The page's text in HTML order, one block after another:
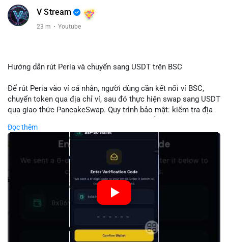
V Stream
23 m · Youtube
Hướng dẫn rút Peria và chuyển sang USDT trên BSC
Để rút Peria vào ví cá nhân, người dùng cần kết nối ví BSC,
chuyển token qua địa chỉ ví, sau đó thực hiện swap sang USDT
qua giao thức PancakeSwap. Quy trình bảo mật: kiểm tra địa
điểm phù hợp. Khi hoàn thành, USDT lưu trữ an toàn trong ví
BSC, có thể chuyển sang các nền tảng khác hoặc bán. Hướng
dẫn chi tiết giúp người mới tránh sai lầm và tối ưu chi phí.
🎥 Xem video trực tiếp tại:
Đọc thêm